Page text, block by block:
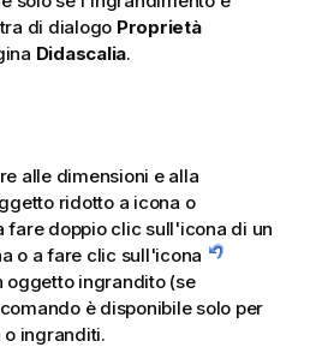
di dialogo Proprietà
Didascalia.
alle dimensioni e alla
ridotto a icona o
fare doppio clic sull'icona di un
o a fare clic sull'icona
oggetto ingrandito (se
è disponibile solo per
ingranditi.